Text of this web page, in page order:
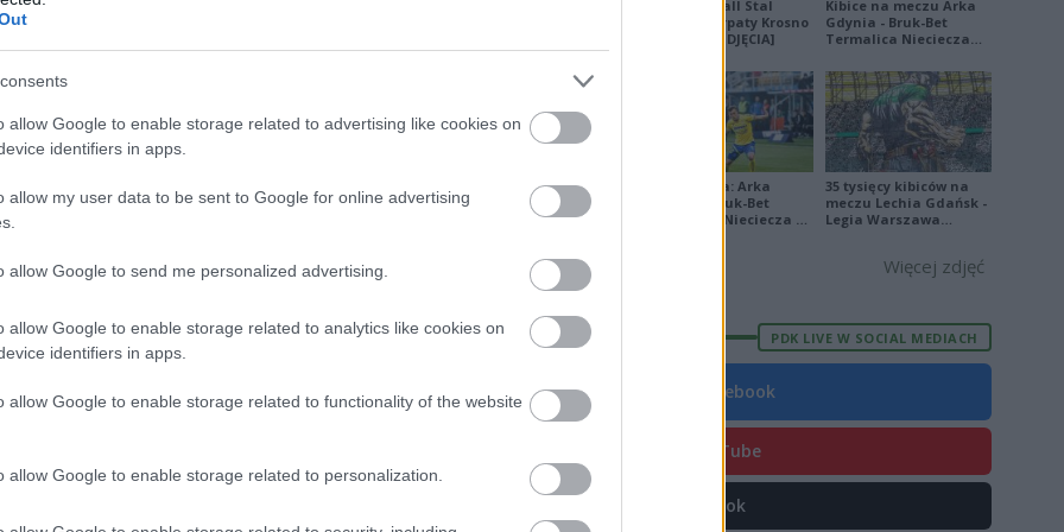
allow Google to enable storage related to advertising like cookies on
identifiers in apps.
allow my user data to be sent to Google for online advertising
allow Google to send me personalized advertising.
allow Google to enable storage related to analytics like cookies on
identifiers in apps.
allow Google to enable storage related to functionality of the website
allow Google to enable storage related to personalization.
29-19
41-13
19-17
21-25
31-25
10 9 3 0 7 19-27
10 8 2 2 6 19-30
remis porażka
Derby Ekoball Stal
Sanok - Karpaty Krosno
na remis [ZDJĘCIA]
Kibice na meczu Arka
Gdynia - Bruk-Bet
Termalica Nieciecza
Ekstraklasa: Arka
Gdynia - Bruk-Bet
Termalica Nieciecza 2-
35 tysięcy kibiców na
meczu Lechia Gdańsk -
Legia Warszawa
Więcej zdjęć
PDK LIVE W SOCIAL MEDIACH
Facebook
YouTube
TikTok